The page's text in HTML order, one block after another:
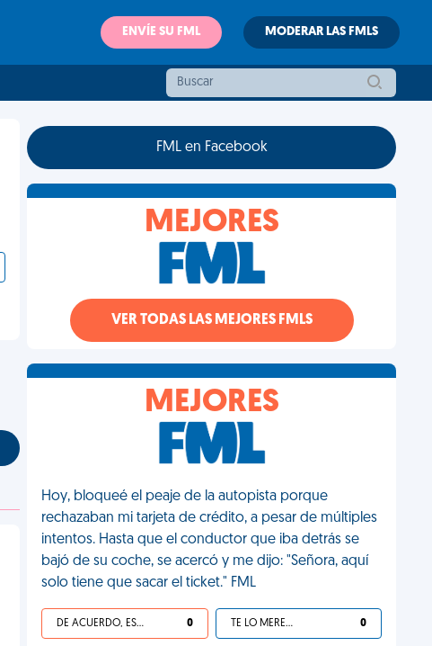
ENVÍE SU FML MODERAR LAS FMLS
FML en Facebook
MEJORES
VER TODAS LAS MEJORES FMLS
MEJORES
Hoy, bloqueé el peaje de la autopista porque
rechazaban mi tarjeta de crédito, a pesar de múltiples
intentos. Hasta que el conductor que iba detrás se
bajó de su coche, se acercó y me dijo: "Señora, aquí
solo tiene que sacar el ticket." FML
DE ACUERDO, ES UNA VIDA HP 0 TE LO MERECES 0